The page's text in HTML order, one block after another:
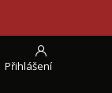
Přihlášení